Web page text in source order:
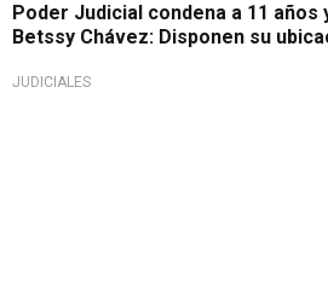
Poder Judicial condena a 11 años
Betssy Chávez: Disponen su
JUDICIALES